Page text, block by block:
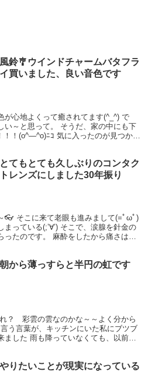
風鈴🎐ウインドチャームバタフラ
イ買いました、良い音色です
が心地よくって癒されてます(^_^) で
い～と思って。 そうだ、家の中にも下
！(o^―^o)ﾆｺ 気に入ったのが見つかり
とてもとても久しぶりのコンタク
トレンズにしました30年振り
👓 そこに来て老眼も進みまして(=ﾟωﾟ)
っている(;’∀’) そこで、涙腺を針金の
ったのです。 麻酔をしたから痛さはそ
朝から薄っすらと半円の虹です
？ 彩雲の雲なのかな～～よく分から
う言葉が、キッチンにいた私にブツブ
ました 雨も降っていなくても、以前虹
やりたいことが現実になっている